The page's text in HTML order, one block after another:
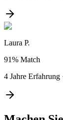
Laura P.
91% Match
4 Jahre Erfahrung